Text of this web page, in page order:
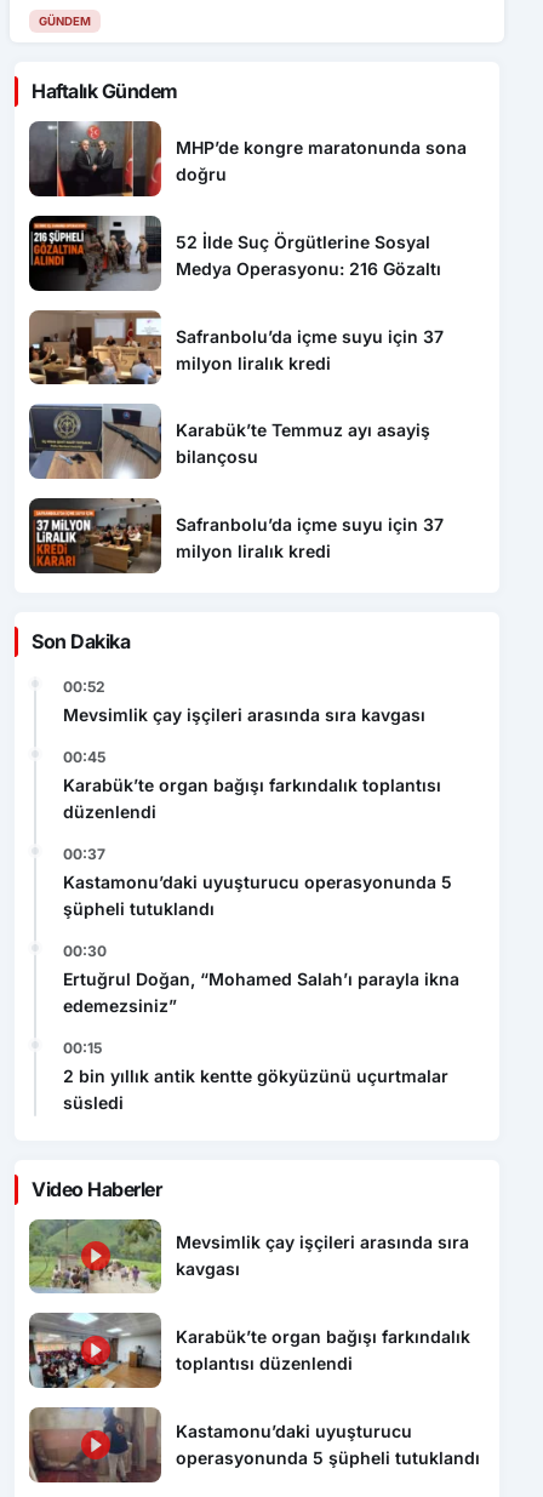
GÜNDEM
Haftalık Gündem
MHP’de kongre maratonunda sona
doğru
52 İlde Suç Örgütlerine Sosyal
Medya Operasyonu: 216 Gözaltı
Safranbolu’da içme suyu için 37
milyon liralık kredi
Karabük’te Temmuz ayı asayiş
bilançosu
Safranbolu’da içme suyu için 37
milyon liralık kredi
Son Dakika
00:52
Mevsimlik çay işçileri arasında sıra kavgası
00:45
Karabük’te organ bağışı farkındalık toplantısı
düzenlendi
00:37
Kastamonu’daki uyuşturucu operasyonunda 5
şüpheli tutuklandı
00:30
Ertuğrul Doğan, “Mohamed Salah’ı parayla ikna
edemezsiniz”
00:15
2 bin yıllık antik kentte gökyüzünü uçurtmalar
süsledi
Video Haberler
Mevsimlik çay işçileri arasında sıra
kavgası
Karabük’te organ bağışı farkındalık
toplantısı düzenlendi
Kastamonu’daki uyuşturucu
operasyonunda 5 şüpheli tutuklandı